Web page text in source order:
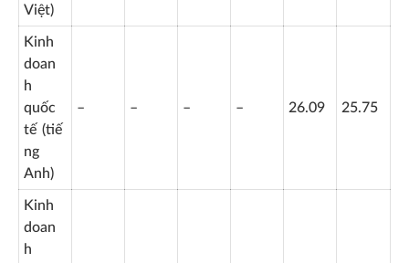
Việt)
Kinh
doan
h
quốc
tế (tiế
ng
Anh)
– – – – 26.09 25.75
Kinh
doan
h